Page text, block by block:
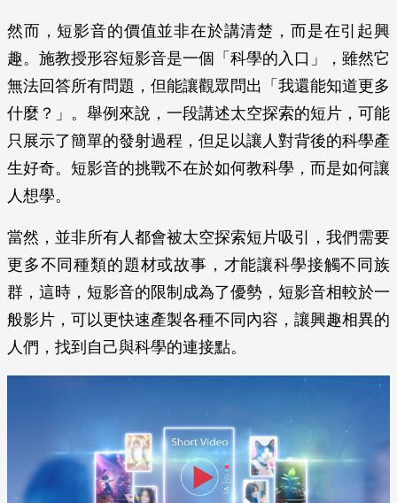
然而，短影音的價值並非在於講清楚，而是在引起興
趣。施教授形容短影音是一個「科學的入口」，雖然它
無法回答所有問題，但能讓觀眾問出「我還能知道更多
什麼？」。舉例來說，一段講述太空探索的短片，可能
只展示了簡單的發射過程，但足以讓人對背後的科學產
生好奇。短影音的挑戰不在於如何教科學，而是如何讓
人想學。
當然，並非所有人都會被太空探索短片吸引，我們需要
更多不同種類的題材或故事，才能讓科學接觸不同族
群，這時，短影音的限制成為了優勢，短影音相較於一
般影片，可以更快速產製各種不同內容，讓興趣相異的
人們，找到自己與科學的連接點。